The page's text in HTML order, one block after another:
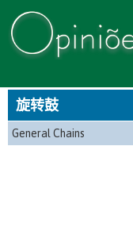
旋转鼓
General Chains